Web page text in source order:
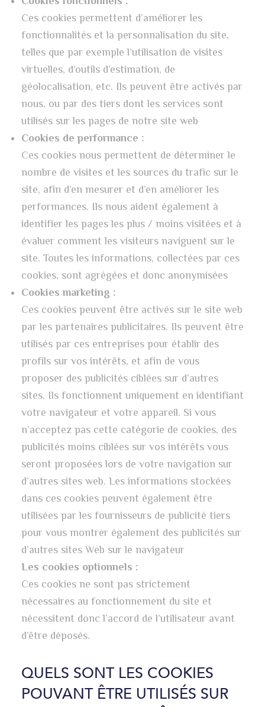
Ces cookies permettent d’améliorer les
fonctionnalités et la personnalisation du site,
telles que par exemple l’utilisation de visites
virtuelles, d’outils d’estimation, de
géolocalisation, etc. Ils peuvent être activés par
nous, ou par des tiers dont les services sont
utilisés sur les pages de notre site web
Cookies de performance :
Ces cookies nous permettent de déterminer le
nombre de visites et les sources du trafic sur le
site, afin d’en mesurer et d’en améliorer les
performances. Ils nous aident également à
identifier les pages les plus / moins visitées et à
évaluer comment les visiteurs naviguent sur le
site. Toutes les informations, collectées par ces
cookies, sont agrégées et donc anonymisées
Cookies marketing :
Ces cookies peuvent être activés sur le site web
par les partenaires publicitaires. Ils peuvent être
utilisés par ces entreprises pour établir des
profils sur vos intérêts, et afin de vous
proposer des publicités ciblées sur d’autres
sites. Ils fonctionnent uniquement en identifiant
votre navigateur et votre appareil. Si vous
n’acceptez pas cette catégorie de cookies, des
publicités moins ciblées sur vos intérêts vous
seront proposées lors de votre navigation sur
d’autres sites web. Les informations stockées
dans ces cookies peuvent également être
utilisées par les fournisseurs de publicité tiers
pour vous montrer également des publicités sur
d’autres sites Web sur le navigateur
Les cookies optionnels :
Ces cookies ne sont pas strictement
nécessaires au fonctionnement du site et
nécessitent donc l’accord de l’utilisateur avant
d’être déposés.
QUELS SONT LES COOKIES
POUVANT ÊTRE UTILISÉS SUR